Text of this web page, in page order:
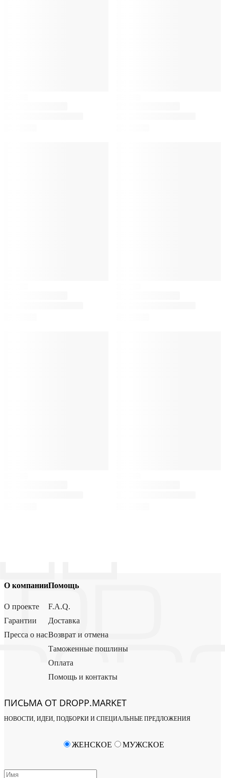
О компании
О проекте
Гарантии
Пресса о нас
Помощь
F.A.Q.
Доставка
Возврат и отмена
Таможенные пошлины
Оплата
Помощь и контакты
ПИСЬМА ОТ DROPP.MARKET
НОВОСТИ, ИДЕИ, ПОДБОРКИ И СПЕЦИАЛЬНЫЕ ПРЕДЛОЖЕНИЯ
ЖЕНСКОЕ МУЖСКОЕ